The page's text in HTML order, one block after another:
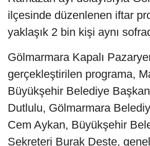
ilçesinde düzenlenen iftar
yaklaşık 2 bin kişi aynı
Gölmarmara Kapalı
gerçekleştirilen programa,
Büyükşehir Belediye
Dutlulu, Gölmarmara
Cem Aykan, Büyükşehir
Sekreteri Burak Deste,